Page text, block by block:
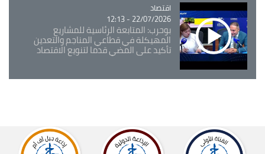
Catégorie
اقتصاد
22/07/2026 - 12:13
بوحرب: المتابعة الرئاسية للمشاريع
المهيكلة في قطاعي المناجم والتعدين
تأكيد على المضي قدما لتنويع الاقتصاد